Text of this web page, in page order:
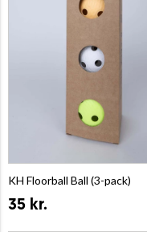
KH Floorball Ball (3-pack)
35 kr.